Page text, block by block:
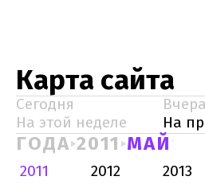
Карта сайта
Сегодня
Вчера
На этой неделе
На
ГОДА 2011 МАЙ
2011 2012 2013